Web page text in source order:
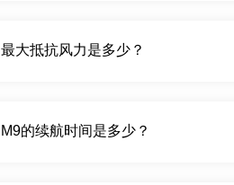
最大抵抗风力是多少？
M9的续航时间是多少？